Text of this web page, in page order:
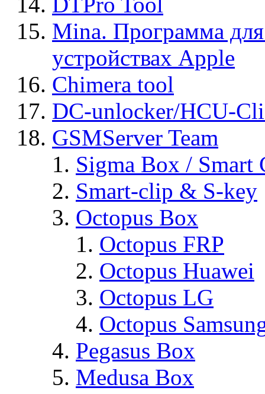
Mina. Программа
устройствах Apple
Chimera tool
DC-unlocker/HCU-
GSMServer Team
Sigma Box / Smart
Smart-clip & S-key
Octopus Box
Octopus FRP
Octopus Huawei
Octopus LG
Octopus
Pegasus Box
Medusa Box